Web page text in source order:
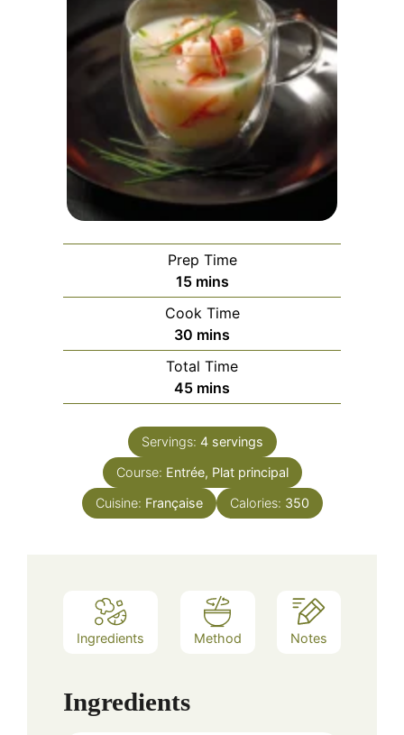
Prep Time
15minutes
mins
Cook Time
30 minutes
mins
Total Time
45minutes
mins
Servings: 4 servings
Course: Entrée, Plat principal
Cuisine: Française Calories: 350
Ingredients Method Notes
Ingredients